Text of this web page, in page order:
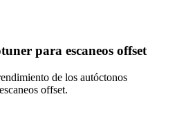
para escaneos offset
de los autóctonos
offset.